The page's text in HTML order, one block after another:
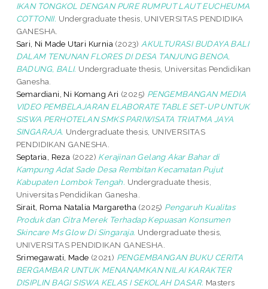
IKAN TONGKOL DENGAN PURE RUMPUT LAUT EUCHEUMA
COTTONII. Undergraduate thesis, UNIVERSITAS PENDIDIKA
GANESHA.
Sari, Ni Made Utari Kurnia (2023) AKULTURASI BUDAYA BALI
DALAM TENUNAN FLORES DI DESA TANJUNG BENOA,
BADUNG, BALI. Undergraduate thesis, Universitas Pendidikan
Ganesha.
Semardiani, Ni Komang Ari (2025) PENGEMBANGAN MEDIA
VIDEO PEMBELAJARAN ELABORATE TABLE SET-UP UNTUK
SISWA PERHOTELAN SMKS PARIWISATA TRIATMA JAYA
SINGARAJA. Undergraduate thesis, UNIVERSITAS
PENDIDIKAN GANESHA.
Septaria, Reza (2022) Kerajinan Gelang Akar Bahar di
Kampung Adat Sade Desa Rembitan Kecamatan Pujut
Kabupaten Lombok Tengah. Undergraduate thesis,
Universitas Pendidikan Ganesha.
Sirait, Roma Natalia Margaretha (2025) Pengaruh Kualitas
Produk dan Citra Merek Terhadap Kepuasan Konsumen
Skincare Ms Glow Di Singaraja. Undergraduate thesis,
UNIVERSITAS PENDIDIKAN GANESHA.
Srimegawati, Made (2021) PENGEMBANGAN BUKU CERITA
BERGAMBAR UNTUK MENANAMKAN NILAI KARAKTER
DISIPLIN BAGI SISWA KELAS I SEKOLAH DASAR. Masters